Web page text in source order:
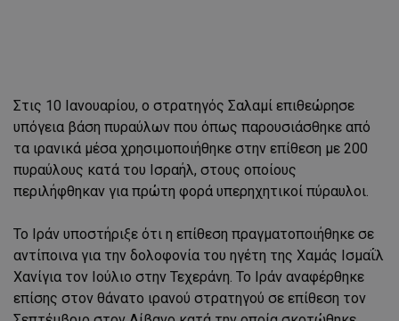
Στις 10 Ιανουαρίου, ο στρατηγός Σαλαμί επιθεώρησε
υπόγεια βάση πυραύλων που όπως παρουσιάσθηκε από
τα ιρανικά μέσα χρησιμοποιήθηκε στην επίθεση με 200
πυραύλους κατά του Ισραήλ, στους οποίους
περιλήφθηκαν για πρώτη φορά υπερηχητικοί πύραυλοι.
Το Ιράν υποστήριξε ότι η επίθεση πραγματοποιήθηκε σε
αντίποινα για την δολοφονία του ηγέτη της Χαμάς Ισμαΐλ
Χανίγια τον Ιούλιο στην Τεχεράνη. Το Ιράν αναφέρθηκε
επίσης στον θάνατο ιρανού στρατηγού σε επίθεση τον